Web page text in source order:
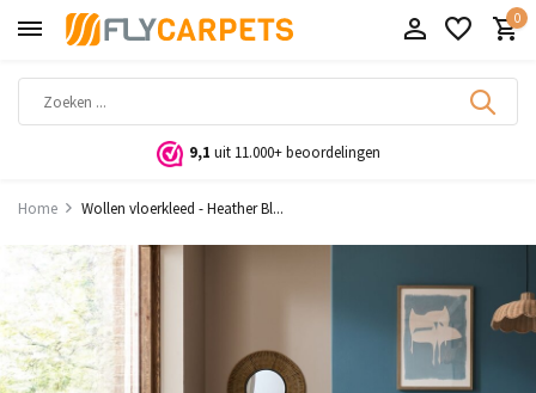
0
9,1 uit 11.000+ beoordelingen
Home Wollen vloerkleed - Heather Bl...